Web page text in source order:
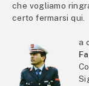
che vogliamo
certo fermarsi qui.
a